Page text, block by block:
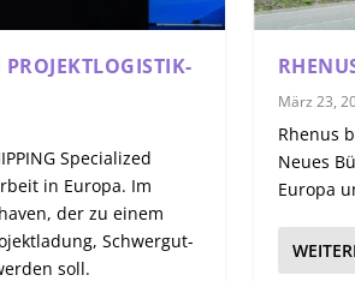
Specialized
in Europa. Im
der zu einem
Schwergut-
soll.
März 23,
Rhenus
Neues
Europa